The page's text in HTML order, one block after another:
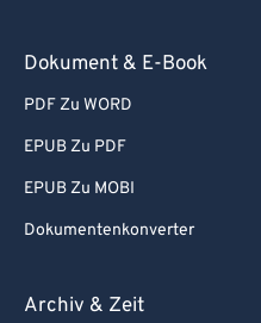
Dokument & E-Book
PDF Zu WORD
EPUB Zu PDF
EPUB Zu MOBI
Dokumentenkonverter
Archiv & Zeit